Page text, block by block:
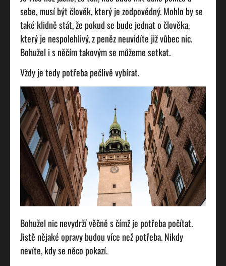
sebe, musí být člověk, který je zodpovědný. Mohlo by se
také klidně stát, že pokud se bude jednat o člověka,
který je nespolehlivý, z peněz neuvidíte již vůbec nic.
Bohužel i s něčím takovým se můžeme setkat.
Vždy je tedy potřeba pečlivě vybírat.
Bohužel nic nevydrží věčně s čímž je potřeba počítat.
Jistě nějaké opravy budou více než potřeba. Nikdy
nevíte, kdy se něco pokazí.